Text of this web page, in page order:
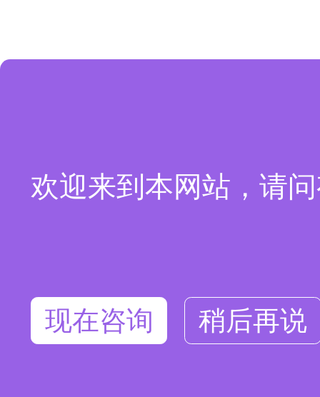
欢迎来到本网站，请
现在咨询 稍后再说